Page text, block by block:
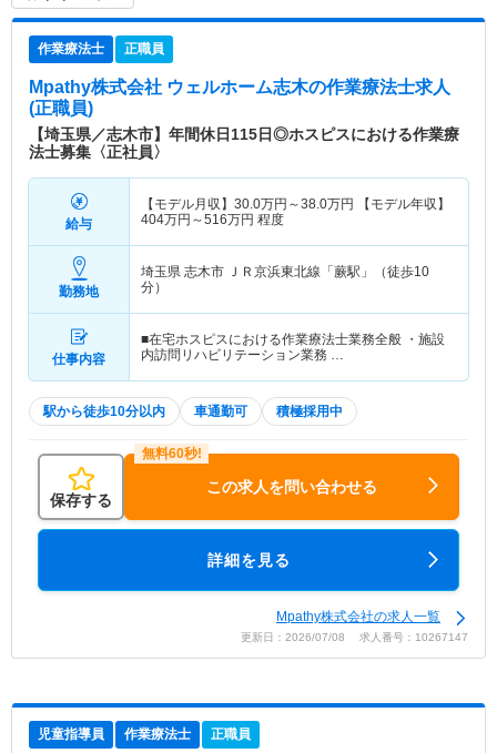
作業療法士 正職員
Mpathy株式会社 ウェルホーム志木の作業療法士求人
(正職員)
【埼玉県／志木市】年間休日115日◎ホスピスにおける作業療
法士募集〈正社員〉
給与
【モデル月収】 30.0万円～38.0万円
【モデル年収】
404万円～516万円 程度
勤務地
埼玉県 志木市 ＪＲ京浜東北線「蕨駅」（徒歩10
分）
仕事内容
■在宅ホスピスにおける作業療法士業務全般 ・施設
内訪問リハビリテーション業務 …
駅から徒歩10分以内 車通勤可 積極採用中
保存する
この求人を問い合わせる
詳細を見る
Mpathy株式会社の求人一覧
更新日：2026/07/08 求人番号：10267147
児童指導員 作業療法士 正職員